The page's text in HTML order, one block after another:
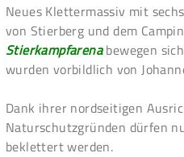
Neues Klettermassiv mit
von Stierberg und dem
Stierkampfarenabewegen
wurden vorbildlich von
Dank ihrer nordseitigen
Naturschutzgründen dürfen
beklettert werden.